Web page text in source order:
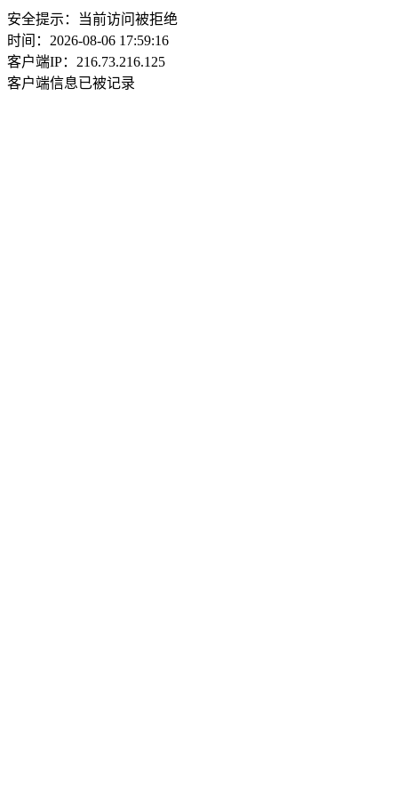
安全提示：当前访问被拒绝
时间：2026-08-06 17:59:16
客户端IP：216.73.216.125
客户端信息已被记录